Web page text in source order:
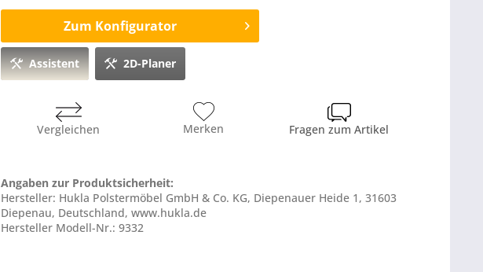
Zum Konfigurator
Assistent 2D-Planer
Vergleichen Merken Fragen zum Artikel
Angaben zur Produktsicherheit:
Hersteller: Hukla Polstermöbel GmbH & Co. KG, Diepenauer Heide 1, 31603
Diepenau, Deutschland, www.hukla.de
Hersteller Modell-Nr.: 9332